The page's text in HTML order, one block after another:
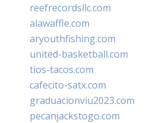
reefrecordsllc.com
alawaffle.com
aryouthfishing.com
united-basketball.com
tios-tacos.com
cafecito-satx.com
graduacionviu2023.com
pecanjackstogo.com